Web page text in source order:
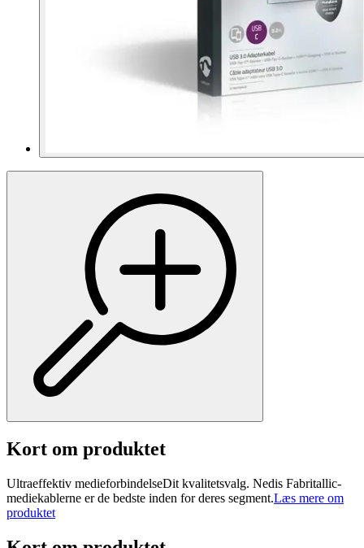
Kort om produktet
Ultraeffektiv medieforbindelseDit kvalitetsvalg. Nedis Fabritallic-
mediekablerne er de bedste inden for deres segment.Læs mere om
produktet